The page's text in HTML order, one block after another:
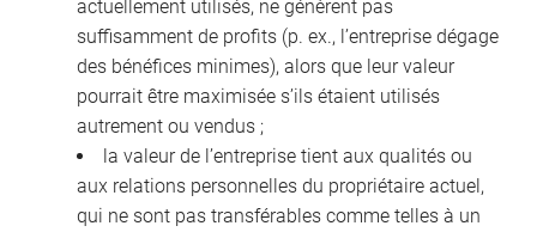
actuellement utilisés, ne génèrent pas
suffisamment de profits (p. ex., l’entreprise dégage
des bénéfices minimes), alors que leur valeur
pourrait être maximisée s’ils étaient utilisés
autrement ou vendus ;
la valeur de l’entreprise tient aux qualités ou
aux relations personnelles du propriétaire actuel,
qui ne sont pas transférables comme telles à un